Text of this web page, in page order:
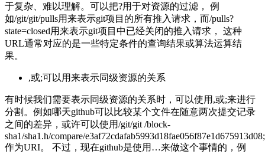
于复杂、难以理解。可以把?用于对资源的过滤， 例
如/git/git/pulls用来表示git项目的所有推入请求，而/pulls?
state=closed用来表示git项目中已经关闭的推入请求， 这种
URL通常对应的是一些特定条件的查询结果或算法运算结
果。
,或;可以用来表示同级资源的关系
有时候我们需要表示同级资源的关系时，可以使用,或;来进行
分割。例如哪天github可以比较某个文件在随意两次提交记录
之间的差异，或许可以使用/git/git /block-
sha1/sha1.h/compare/
作为URI。 不过，现在github是使用…来做这个事情的，例